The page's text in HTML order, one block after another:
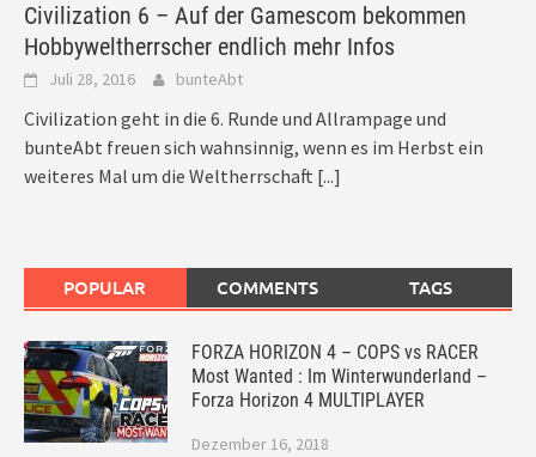
Civilization 6 – Auf der Gamescom bekommen
Hobbyweltherrscher endlich mehr Infos
Juli 28, 2016 bunteAbt
Civilization geht in die 6. Runde und Allrampage und
bunteAbt freuen sich wahnsinnig, wenn es im Herbst ein
weiteres Mal um die Weltherrschaft [...]
POPULAR COMMENTS TAGS
FORZA HORIZON 4 – COPS vs RACER
Most Wanted : Im Winterwunderland –
Forza Horizon 4 MULTIPLAYER
Dezember 16, 2018